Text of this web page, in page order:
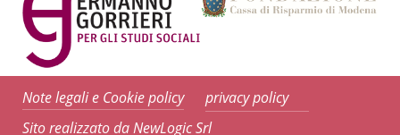
Note legali e Cookie policy
privacy policy
Sito realizzato da NewLogic Srl